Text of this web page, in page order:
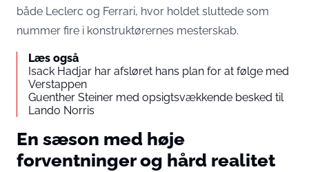
både Leclerc og Ferrari, hvor holdet sluttede som
nummer fire i konstruktørernes mesterskab.
Læs også
Isack Hadjar har afsløret hans plan for at følge med
Verstappen
Guenther Steiner med opsigtsvækkende besked til
Lando Norris
En sæson med høje
forventninger og hård realitet